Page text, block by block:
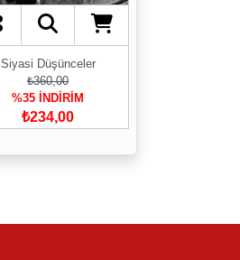
Siyasi Düşünceler
₺360,00
%35 İNDİRİM
₺234,00